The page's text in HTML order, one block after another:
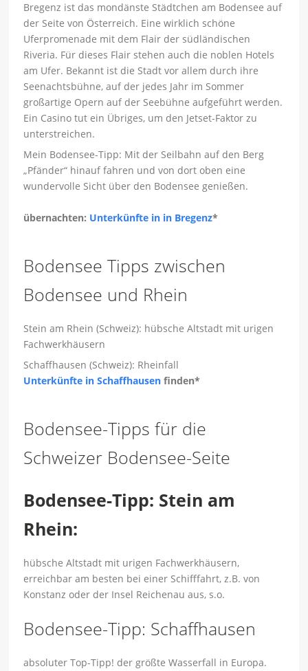
Bregenz ist das mondänste Städtchen am Bodensee auf
der Seite von Österreich. Eine wirklich schöne
Uferpromenade mit dem Flair der südländischen
Riveria. Für dieses Flair stehen auch die noblen Hotels
am Ufer. Bekannt ist die Stadt vor allem durch ihre
Seenachtsbühne, auf der jedes Jahr im Sommer
großartige Opern auf der Seebühne aufgeführt werden.
Ein Casino tut ein Übriges, um den Jetset-Faktor zu
unterstreichen.
Mein Bodensee-Tipp: Mit der Seilbahn auf den Berg
„Pfänder“ hinauf fahren und von dort oben eine
wundervolle Sicht über den Bodensee genießen.
übernachten: Unterkünfte in in Bregenz*
Bodensee Tipps zwischen
Bodensee und Rhein
Stein am Rhein (Schweiz): hübsche Altstadt mit urigen
Fachwerkhäusern
Schaffhausen (Schweiz): Rheinfall
Unterkünfte in Schaffhausen finden*
Bodensee-Tipps für die
Schweizer Bodensee-Seite
Bodensee-Tipp: Stein am
Rhein:
hübsche Altstadt mit urigen Fachwerkhäusern,
erreichbar am besten bei einer Schifffahrt, z.B. von
Konstanz oder der Insel Reichenau aus, s.o.
Bodensee-Tipp: Schaffhausen
absoluter Top-Tipp! der größte Wasserfall in Europa.